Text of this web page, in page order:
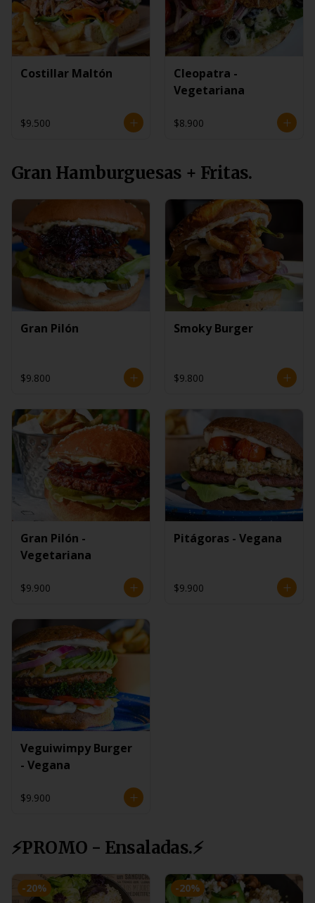
Costillar Maltón
$9.500
Cleopatra -
Vegetariana
$8.900
Gran Hamburguesas + Fritas.
Gran Pilón
$9.800
Smoky Burger
$9.800
Gran Pilón -
Vegetariana
$9.900
Pitágoras - Vegana
$9.900
Veguiwimpy Burger
- Vegana
$9.900
⚡PROMO - Ensaladas.⚡
-20% -20%